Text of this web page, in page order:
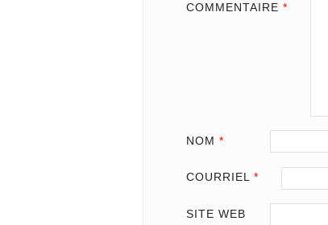
COMMENTAIRE *
NOM *
COURRIEL *
SITE WEB